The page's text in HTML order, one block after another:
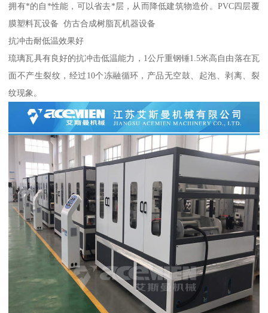
拥有*的自*性能，可以省去*层，从而降低建筑物造价。PVC四层覆
膜塑料瓦设备 仿古合成树脂瓦机器设备
抗冲击耐低温效果好
琉璃瓦具有良好的抗冲击低温能力，1公斤重钢锤1.5米高自由落在瓦
面不产生裂纹，经过10个冻融循环，产品无空鼓、起泡、剥离、裂
纹现象。